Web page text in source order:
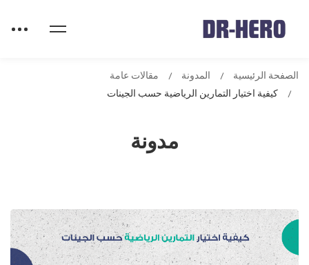
مدونة
الصفحة الرئيسية المدونة
مقالات عامة
كيفية اختيار التمارين الرياضية حسب الجينات